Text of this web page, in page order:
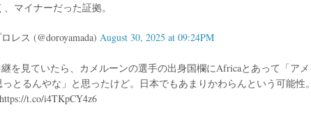
、マイナーだった証拠。
レス (@doroyamada)August 30, 2025 at 09:24PM
を見ていたら、カメルーンの選手の出身国欄にAfricaとあって「ア
とるんやな」と思ったけど。日本でもあまりかわらんという可能性
https://t.co/i4TKpCY4z6